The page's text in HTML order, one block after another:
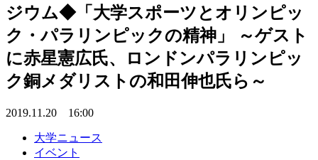
ジウム◆「大学スポーツとオリンピッ
ク・パラリンピックの精神」 ～ゲスト
に赤星憲広氏、ロンドンパラリンピッ
ク銅メダリストの和田伸也氏ら～
2019.11.20 16:00
大学ニュース
イベント